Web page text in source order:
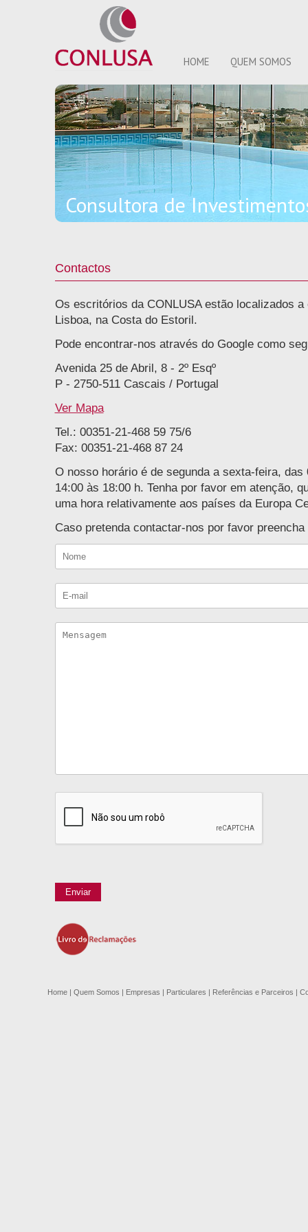
HOME QUEM SOMOS
Consultora de
Contactos
Os escritórios da CONLUSA estão localizados
Lisboa, na Costa do Estoril.
Pode encontrar-nos através do Google como
Avenida 25 de Abril, 8 - 2º Esqº
P - 2750-511 Cascais / Portugal
Ver Mapa
Tel.: 00351-21-468 59 75/6
Fax: 00351-21-468 87 24
O nosso horário é de segunda a sexta-feira, das
14:00 às 18:00 h. Tenha por favor em atenção,
uma hora relativamente aos países da Europa
Caso pretenda contactar-nos por favor
Enviar
Home| Quem Somos | Empresas | Particulares | Referências e Parceiros |